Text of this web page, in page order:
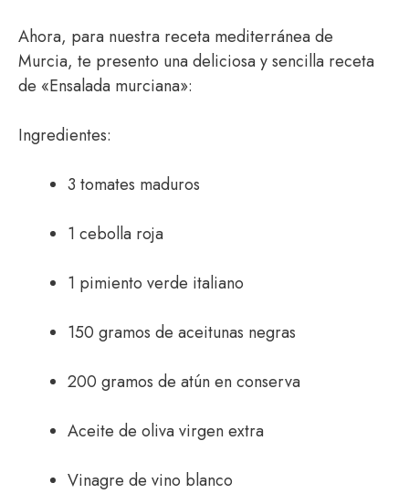
Ahora, para nuestra receta mediterránea de
Murcia, te presento una deliciosa y sencilla receta
de «Ensalada murciana»:
Ingredientes:
3 tomates maduros
1 cebolla roja
1 pimiento verde italiano
150 gramos de aceitunas negras
200 gramos de atún en conserva
Aceite de oliva virgen extra
Vinagre de vino blanco